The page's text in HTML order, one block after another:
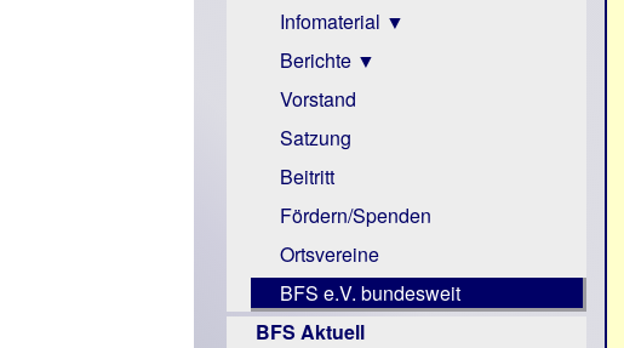
Infomaterial ▼
Visus
Zeitschrift
LPF-
Mac
Instagram-
Links
Berichte ▼
Archiv
Berichte
Vorstand
Satzung
Beitritt
Fördern/Spenden
Ortsvereine
BFS e.V. bundesweit
BFS Aktuell